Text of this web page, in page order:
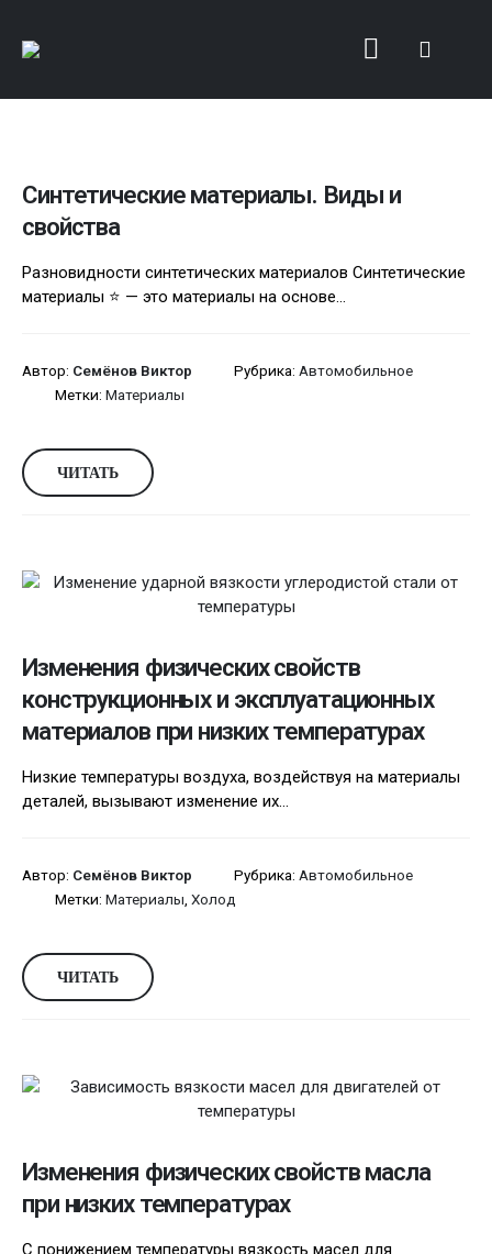
Синтетические материалы. Виды и
свойства
Разновидности синтетических материалов Синтетические
материалы ⭐ — это материалы на основе...
Автор: Семёнов Виктор Рубрика: Автомобильное
Метки: Материалы
ЧИТАТЬ
Изменения физических свойств
конструкционных и эксплуатационных
материалов при низких температурах
Низкие температуры воздуха, воздействуя на материалы
деталей, вызывают изменение их...
Автор: Семёнов Виктор Рубрика: Автомобильное
Метки: Материалы Холод
ЧИТАТЬ
Изменения физических свойств масла
при низких температурах
С понижением температуры вязкость масел для